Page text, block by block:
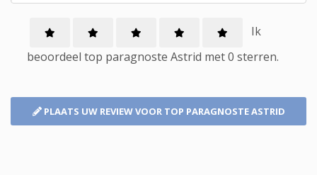
Ik
beoordeel top paragnoste Astrid met0 sterren.
PLAATS UW REVIEWVOOR TOP PARAGNOSTE ASTRID